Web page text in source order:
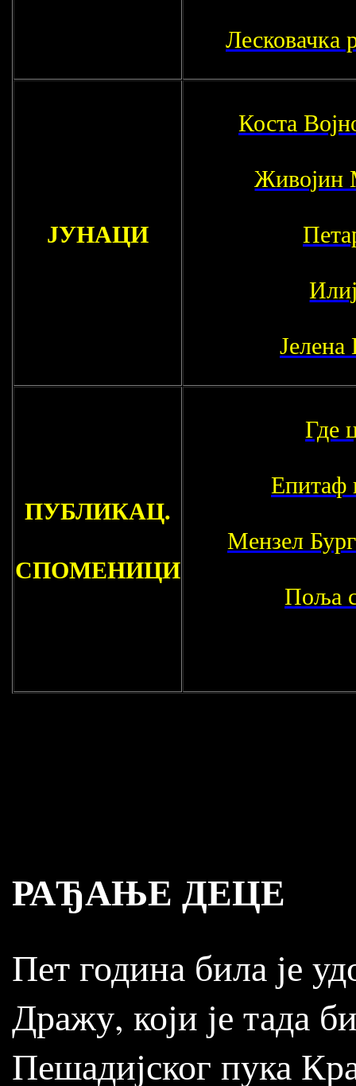
Лесковачка
ЈУНАЦИ
Коста
ПУБЛИКАЦ.
СПОМЕНИЦИ
Где
Епитаф
Мензел
Поља
РАЂАЊЕ ДЕЦЕ
Пет година била је
Дражу, који је тада
Пешадијског пука